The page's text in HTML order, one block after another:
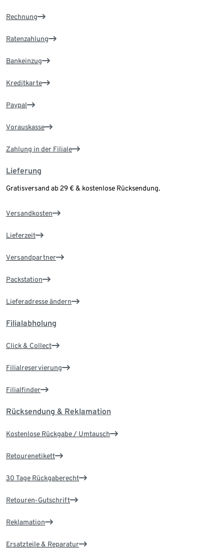
Rechnung
Ratenzahlung
Bankeinzug
Kreditkarte
Paypal
Vorauskasse
Zahlung in der Filiale
Lieferung
Gratisversand ab 29 € & kostenlose Rücksendung.
Versandkosten
Lieferzeit
Versandpartner
Packstation
Lieferadresse ändern
Filialabholung
Click & Collect
Filialreservierung
Filialfinder
Rücksendung & Reklamation
Kostenlose Rückgabe / Umtausch
Retourenetikett
30 Tage Rückgaberecht
Retouren-Gutschrift
Reklamation
Ersatzteile & Reparatur